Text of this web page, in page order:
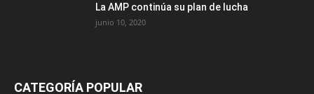
La AMP continúa su plan de lucha
junio 10, 2020
CATEGORÍA POPULAR